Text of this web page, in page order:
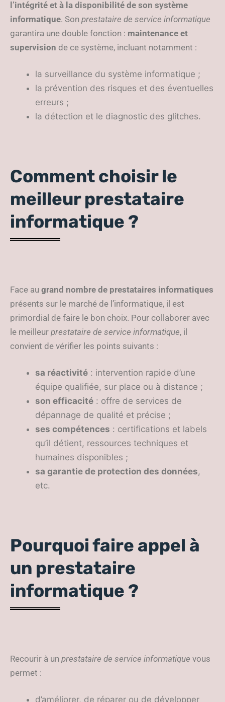
l’intégrité et à la disponibilité de son système
informatique. Son prestataire de service informatique
garantira une double fonction : maintenance et
supervision de ce système, incluant notamment :
la surveillance du système informatique ;
la prévention des risques et des éventuelles
erreurs ;
la détection et le diagnostic des glitches.
Comment choisir le
meilleur prestataire
informatique ?
Face au grand nombre de prestataires informatiques
présents sur le marché de l’informatique, il est
primordial de faire le bon choix. Pour collaborer avec
le meilleur prestataire de service informatique, il
convient de vérifier les points suivants :
sa réactivité : intervention rapide d’une
équipe qualifiée, sur place ou à distance ;
son efficacité : offre de services de
dépannage de qualité et précise ;
ses compétences : certifications et labels
qu’il détient, ressources techniques et
humaines disponibles ;
sa garantie de protection des données,
etc.
Pourquoi faire appel à
un prestataire
informatique ?
Recourir à un prestataire de service informatique vous
permet :
d’améliorer, de réparer ou de développer